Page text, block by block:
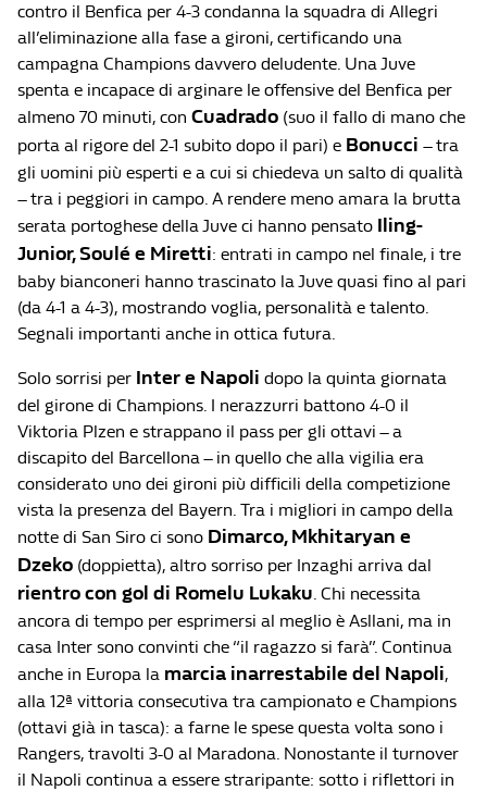
contro il Benfica per 4-3 condanna la squadra di Allegri
all’eliminazione alla fase a gironi, certificando una
campagna Champions davvero deludente. Una Juve
spenta e incapace di arginare le offensive del Benfica per
almeno 70 minuti, con Cuadrado (suo il fallo di mano che
porta al rigore del 2-1 subito dopo il pari) e Bonucci – tra
gli uomini più esperti e a cui si chiedeva un salto di qualità
– tra i peggiori in campo. A rendere meno amara la brutta
serata portoghese della Juve ci hanno pensato Iling-
Junior, Soulé e Miretti: entrati in campo nel finale, i tre
baby bianconeri hanno trascinato la Juve quasi fino al pari
(da 4-1 a 4-3), mostrando voglia, personalità e talento.
Segnali importanti anche in ottica futura.
Solo sorrisi per Inter e Napoli dopo la quinta giornata
del girone di Champions. I nerazzurri battono 4-0 il
Viktoria Plzen e strappano il pass per gli ottavi – a
discapito del Barcellona – in quello che alla vigilia era
considerato uno dei gironi più difficili della competizione
vista la presenza del Bayern. Tra i migliori in campo della
notte di San Siro ci sono Dimarco, Mkhitaryan e
Dzeko (doppietta), altro sorriso per Inzaghi arriva dal
rientro con gol di Romelu Lukaku. Chi necessita
ancora di tempo per esprimersi al meglio è Asllani, ma in
casa Inter sono convinti che “il ragazzo si farà”. Continua
anche in Europa la marcia inarrestabile del Napoli,
alla 12ª vittoria consecutiva tra campionato e Champions
(ottavi già in tasca): a farne le spese questa volta sono i
Rangers, travolti 3-0 al Maradona. Nonostante il turnover
il Napoli continua a essere straripante: sotto i riflettori in